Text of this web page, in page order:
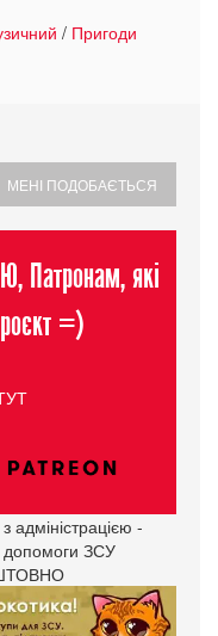
/ Пригоди
МЕНІ ПОДОБАЄТЬСЯ
Патронам, які
=)
адміністрацією -
допомоги ЗСУ